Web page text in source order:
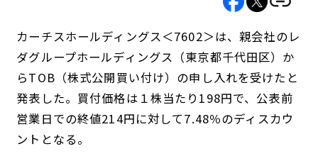
カーチスホールディングス＜7602＞は、親会社のレ
ダグループホールディングス（東京都千代田区）か
らTOB（株式公開買い付け）の申し入れを受けたと
発表した。買付価格は１株当たり198円で、公表前
営業日での終値214円に対して7.48％のディスカウ
ントとなる。